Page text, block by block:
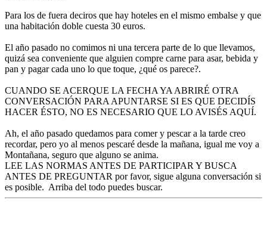
Para los de fuera deciros que hay hoteles en el mismo embalse y que
una habitación doble cuesta 30 euros.
El año pasado no comimos ni una tercera parte de lo que llevamos,
quizá sea conveniente que alguien compre carne para asar, bebida y
pan y pagar cada uno lo que toque, ¿qué os parece?.
CUANDO SE ACERQUE LA FECHA YA ABRIRÉ OTRA
CONVERSACIÓN PARA APUNTARSE SI ES QUE DECIDÍS
HACER ÉSTO, NO ES NECESARIO QUE LO AVISÉS AQUÍ.
Ah, el año pasado quedamos para comer y pescar a la tarde creo
recordar, pero yo al menos pescaré desde la mañana, igual me voy a
Montañana, seguro que alguno se anima.
LEE LAS NORMAS ANTES DE PARTICIPAR Y BUSCA
ANTES DE PREGUNTAR por favor, sigue alguna conversación si
es posible. Arriba del todo puedes buscar.